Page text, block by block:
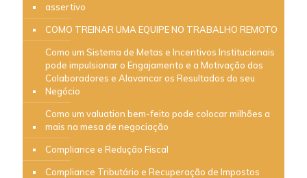
assertivo
COMO TREINAR UMA EQUIPE NO TRABALHO REMOTO
Como um Sistema de Metas e Incentivos Institucionais
pode impulsionar o Engajamento e a Motivação dos
Colaboradores e Alavancar os Resultados do seu
Negócio
Como um valuation bem-feito pode colocar milhões a
mais na mesa de negociação
Compliance e Redução Fiscal
Compliance Tributário e Recuperação de Impostos